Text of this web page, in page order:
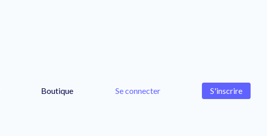
Boutique Se connecter S'inscrire